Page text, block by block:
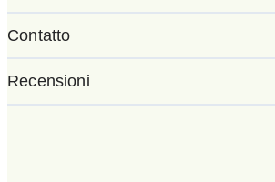
Contatto
Recensioni